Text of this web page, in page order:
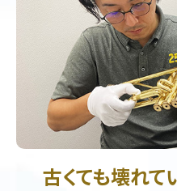
古くても壊れて